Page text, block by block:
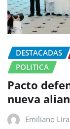
DESTACADAS
POLITICA
Pacto
nueva
Emiliano Lira